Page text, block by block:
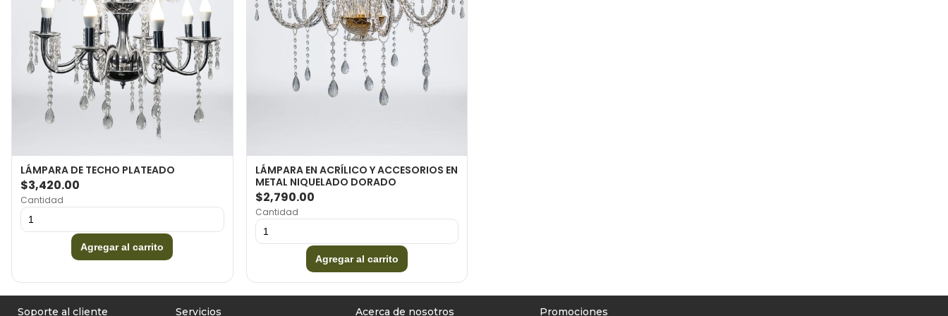
LÁMPARA DE TECHO PLATEADO
$3,420.00
Cantidad
Agregar al carrito
LÁMPARA EN ACRÍLICO Y ACCESORIOS EN
METAL NIQUELADO DORADO
$2,790.00
Cantidad
Agregar al carrito
Soporte al cliente Servicios Acerca de nosotros Promociones